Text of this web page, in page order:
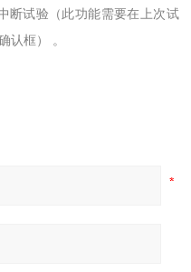
断试验（此功能需要在上次试
认框） 。